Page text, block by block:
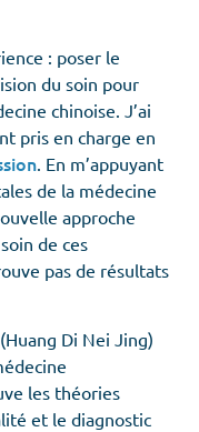
: poser le
du soin pour
chinoise. J’ai
pris en charge en
. En m’appuyant
de la médecine
approche
de ces
pas de résultats
Di Nei Jing)
les théories
et le diagnostic